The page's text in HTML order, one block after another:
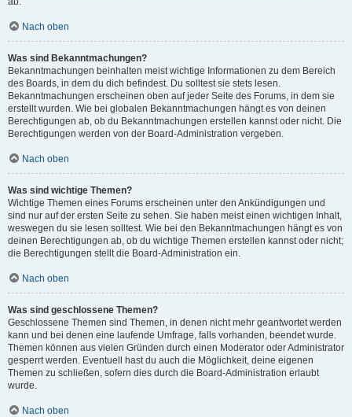
Nach oben
Was sind Bekanntmachungen?
Bekanntmachungen beinhalten meist wichtige Informationen zu dem Bereich
des Boards, in dem du dich befindest. Du solltest sie stets lesen.
Bekanntmachungen erscheinen oben auf jeder Seite des Forums, in dem sie
erstellt wurden. Wie bei globalen Bekanntmachungen hängt es von deinen
Berechtigungen ab, ob du Bekanntmachungen erstellen kannst oder nicht. Die
Berechtigungen werden von der Board-Administration vergeben.
Nach oben
Was sind wichtige Themen?
Wichtige Themen eines Forums erscheinen unter den Ankündigungen und
sind nur auf der ersten Seite zu sehen. Sie haben meist einen wichtigen Inhalt,
weswegen du sie lesen solltest. Wie bei den Bekanntmachungen hängt es von
deinen Berechtigungen ab, ob du wichtige Themen erstellen kannst oder nicht;
die Berechtigungen stellt die Board-Administration ein.
Nach oben
Was sind geschlossene Themen?
Geschlossene Themen sind Themen, in denen nicht mehr geantwortet werden
kann und bei denen eine laufende Umfrage, falls vorhanden, beendet wurde.
Themen können aus vielen Gründen durch einen Moderator oder Administrator
gesperrt werden. Eventuell hast du auch die Möglichkeit, deine eigenen
Themen zu schließen, sofern dies durch die Board-Administration erlaubt
wurde.
Nach oben